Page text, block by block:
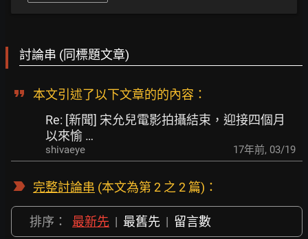
討論串 (同標題文章)
本文引述了以下文章的的內容：
Re: [新聞] 宋允兒電影拍攝結束，迎接四個月
以來愉 …
shivaeye 17年前, 03/19
完整討論串 (本文為第 2 之 2 篇)：
排序： 最新先 | 最舊先 | 留言數